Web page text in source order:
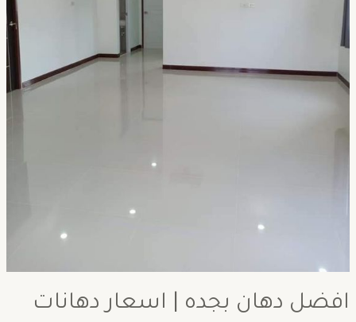
افضل دهان بجده | اسعار دهانات